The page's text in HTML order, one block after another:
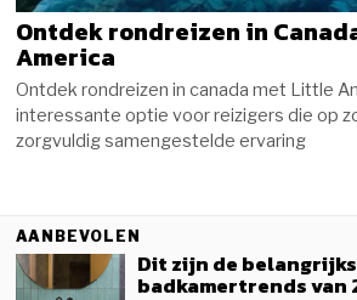
Ontdek rondreizen in
America
Ontdek rondreizen in canada met Little
interessante optie voor reizigers die op
zorgvuldig samengestelde ervaring
AANBEVOLEN
Dit zijn de
badkamertrends van